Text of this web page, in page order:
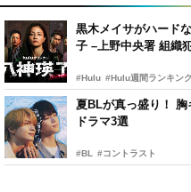
黒木メイサがハード
子 –上野中央署 組織
#Hulu #Hulu週間ランキン
夏BLが真っ盛り！
ドラマ3選
#BL #コントラスト